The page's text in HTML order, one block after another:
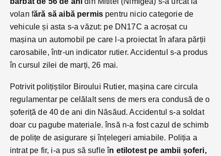
volan fără să aibă permis pentru nicio categorie de
vehicule și asta s-a văzut: pe DN17C a acroșat cu
mașina un automobil pe care l-a proiectat în afara părții
carosabile, într-un indicator rutier. Accidentul s-a produs
în cursul zilei de marți, 26 mai.
Potrivit polițiștilor Biroului Rutier, mașina care circula
regulamentar pe celălalt sens de mers era condusă de o
șoferiță de 40 de ani din Năsăud. Accidentul s-a soldat
doar cu pagube materiale. însă n-a fost cazul de schimb
de polițe de asigurare și înțelegeri amiabile. Poliția a
intrat pe fir, i-a pus să sufle în etilotest pe ambii șoferi,